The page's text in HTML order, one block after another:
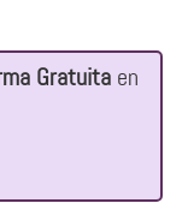
Gratuitaen